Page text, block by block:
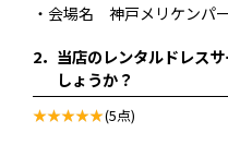
・会場名 神戸メリケンパ
2． 当店のレンタルドレス
しょうか？
(5点)